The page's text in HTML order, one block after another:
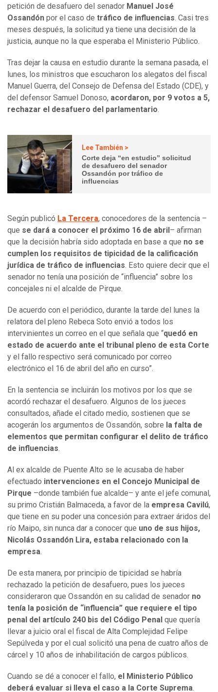
petición de desafuero del senador Manuel José
Ossandón por el caso de tráfico de influencias. Casi tres
meses después, la solicitud ya tiene una decisión de la
justicia, aunque no la que esperaba el Ministerio Público.
Tras dejar la causa en estudio durante la semana pasada, el
lunes, los ministros que escucharon los alegatos del fiscal
Manuel Guerra, del Consejo de Defensa del Estado (CDE), y
del defensor Samuel Donoso, acordaron, por 9 votos a 5,
rechazar el desafuero del parlamentario.
Lee También >
Corte deja “en estudio” solicitud
de desafuero del senador
Ossandón por tráfico de
influencias
Según publicó La Tercera, conocedores de la sentencia –
que se dará a conocer el próximo 16 de abril – afirman
que la decisión habría sido adoptada en base a que no se
cumplen los requisitos de tipicidad de la calificación
jurídica de tráfico de influencias. Esto quiere decir que el
senador no tenía una posición de “influencia” sobre los
concejales ni el alcalde de Pirque.
De acuerdo con el periódico, durante la tarde del lunes la
relatora del pleno Rebeca Soto envió a todos los
intervinientes un correo en el que señala que “quedó en
estado de acuerdo ante el tribunal pleno de esta Corte
y el fallo respectivo será comunicado por correo
electrónico el 16 de abril del año en curso”.
En la sentencia se incluirán los motivos por los que se
acordó rechazar el desafuero. Algunos de los jueces
consultados, añade el citado medio, sostienen que se
acogerán los argumentos de Ossandón, sobre la falta de
elementos que permitan configurar el delito de tráfico
de influencias.
Al ex alcalde de Puente Alto se le acusaba de haber
efectuado intervenciones en el Concejo Municipal de
Pirque –donde también fue alcalde– y ante el jefe comunal,
su primo Cristián Balmaceda, a favor de la empresa Cavilú,
que tiene en su poder una concesión para extraer áridos del
río Maipo, sin nunca dar a conocer que uno de sus hijos,
Nicolás Ossandón Lira, estaba relacionado con la
empresa.
De esta manera, por principio de tipicidad se habría
rechazado la petición de desafuero, pues los jueces
consideraron que Ossandón en su calidad de senador no
tenía la posición de “influencia” que requiere el tipo
penal del artículo 240 bis del Código Penal que quería
llevar a juicio oral el fiscal de Alta Complejidad Felipe
Sepúlveda y por el cual solicitó una pena de cuatro años de
cárcel y 10 años de inhabilitación de cargos públicos.
Cuando se dé a conocer el fallo, el Ministerio Público
deberá evaluar si lleva el caso a la Corte Suprema.